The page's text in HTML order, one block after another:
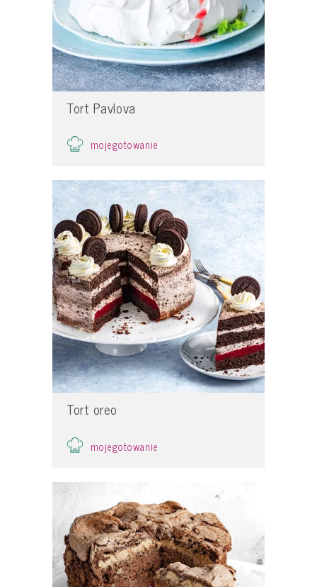
Tort Pavlova
mojegotowanie
Tort oreo
mojegotowanie